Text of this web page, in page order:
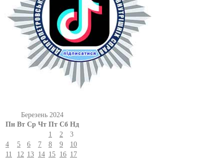
Березень 2024
Пн Вт Ср Чт Пт Сб Нд
1
2
3
4
5 6 7 8 9
10
11
12 13 14 15 16 17